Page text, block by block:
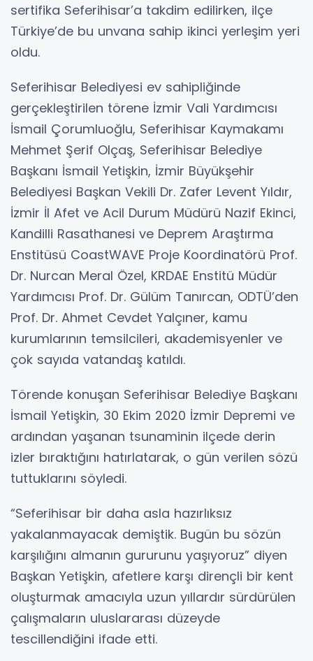
sertifika Seferihisar’a takdim edilirken, ilçe
Türkiye’de bu unvana sahip ikinci yerleşim yeri
oldu.
Seferihisar Belediyesi ev sahipliğinde
gerçekleştirilen törene İzmir Vali Yardımcısı
İsmail Çorumluoğlu, Seferihisar Kaymakamı
Mehmet Şerif Olçaş, Seferihisar Belediye
Başkanı İsmail Yetişkin, İzmir Büyükşehir
Belediyesi Başkan Vekili Dr. Zafer Levent Yıldır,
İzmir İl Afet ve Acil Durum Müdürü Nazif Ekinci,
Kandilli Rasathanesi ve Deprem Araştırma
Enstitüsü CoastWAVE Proje Koordinatörü Prof.
Dr. Nurcan Meral Özel, KRDAE Enstitü Müdür
Yardımcısı Prof. Dr. Gülüm Tanırcan, ODTÜ’den
Prof. Dr. Ahmet Cevdet Yalçıner, kamu
kurumlarının temsilcileri, akademisyenler ve
çok sayıda vatandaş katıldı.
Törende konuşan Seferihisar Belediye Başkanı
İsmail Yetişkin, 30 Ekim 2020 İzmir Depremi ve
ardından yaşanan tsunaminin ilçede derin
izler bıraktığını hatırlatarak, o gün verilen sözü
tuttuklarını söyledi.
“Seferihisar bir daha asla hazırlıksız
yakalanmayacak demiştik. Bugün bu sözün
karşılığını almanın gururunu yaşıyoruz” diyen
Başkan Yetişkin, afetlere karşı dirençli bir kent
oluşturmak amacıyla uzun yıllardır sürdürülen
çalışmaların uluslararası düzeyde
tescillendiğini ifade etti.